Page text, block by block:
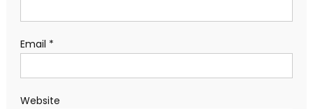
Email *
Website